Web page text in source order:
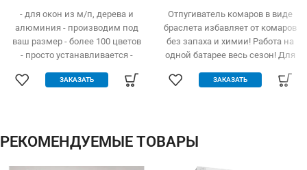
- для окон из м/п, дерева и
алюминия - производим под
ваш размер - более 100 цветов
- просто устанавливается -
дешевле аналогов при явных
размеры: треугольник,
трапеция - проста в установке
(инструмент не нужен)
ЗАКАЗАТЬ
Отпугиватель комаров в виде
браслета избавляет от комаров
без запаха и химии! Работа на
одной батарее весь сезон! Для
ЗАКАЗАТЬ
РЕКОМЕНДУЕМЫЕ ТОВАРЫ